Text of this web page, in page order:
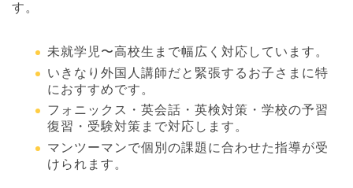
す。
未就学児〜高校生まで幅広く対応しています。
いきなり外国人講師だと緊張するお子さまに特
におすすめです。
フォニックス・英会話・英検対策・学校の予習
復習・受験対策まで対応します。
マンツーマンで個別の課題に合わせた指導が受
けられます。